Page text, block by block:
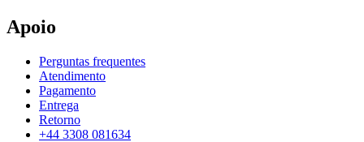
Apoio
Perguntas frequentes
Atendimento
Pagamento
Entrega
Retorno
+44 3308 081634